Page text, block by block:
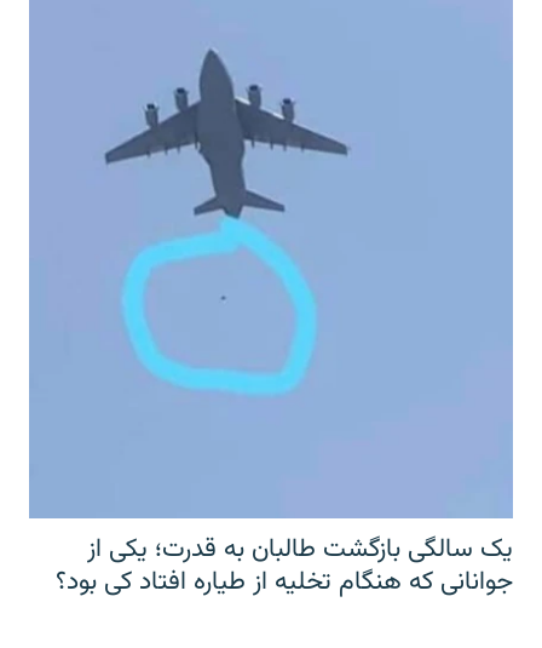
یک سالگی بازگشت طالبان به قدرت؛ یکی از
جوانانی که هنگام تخلیه از طیاره افتاد کی بود؟